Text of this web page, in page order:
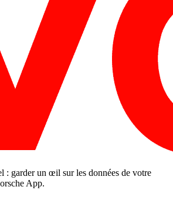
: garder un œil sur les données de votre
App.